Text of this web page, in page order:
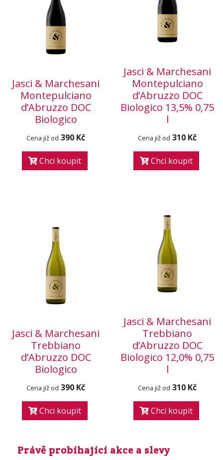
Jasci & Marchesani
Montepulciano
d’Abruzzo DOC
Biologico
Cena již od 390 Kč
Chci koupit
Jasci & Marchesani
Montepulciano
d’Abruzzo DOC
Biologico 13,5% 0,75
l
Cena již od 310 Kč
Chci koupit
Jasci & Marchesani
Trebbiano
d’Abruzzo DOC
Biologico
Cena již od 390 Kč
Chci koupit
Jasci & Marchesani
Trebbiano
d’Abruzzo DOC
Biologico 12,0% 0,75
l
Cena již od 310 Kč
Chci koupit
Právě probíhající akce a slevy